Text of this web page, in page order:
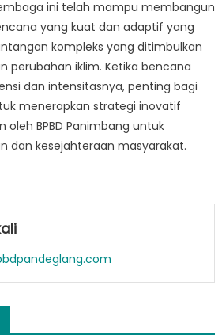
ini telah mampu membangun
yang kuat dan adaptif yang
kompleks yang ditimbulkan
perubahan iklim. Ketika bencana
dan intensitasnya, penting bagi
menerapkan strategi inovatif
oleh BPBD Panimbang untuk
dan kesejahteraan masyarakat.